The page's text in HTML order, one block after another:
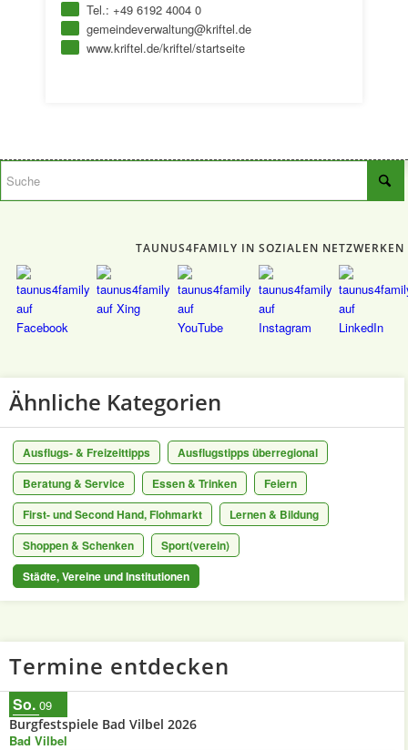
Tel.: +49 6192 4004 0
gemeindeverwaltung@kriftel.de
www.kriftel.de/kriftel/startseite
TAUNUS4FAMILY IN SOZIALEN NETZWERKEN
Ähnliche Kategorien
Ausflugs- & Freizeittipps
Ausflugstipps überregional
Beratung & Service
Essen & Trinken
Feiern
First- und Second Hand, Flohmarkt
Lernen & Bildung
Shoppen & Schenken
Sport(verein)
Städte, Vereine und Institutionen
Termine entdecken
So. 09
Burgfestspiele Bad Vilbel 2026
Bad Vilbel